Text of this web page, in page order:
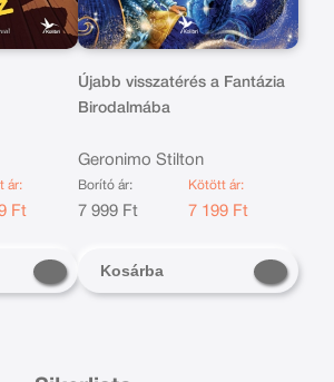
ár:
Ft
Újabb visszatérés a Fantázia
Birodalmába
Geronimo Stilton
Borító ár:
7 999 Ft
Kötött ár:
7 199 Ft
Kosárba